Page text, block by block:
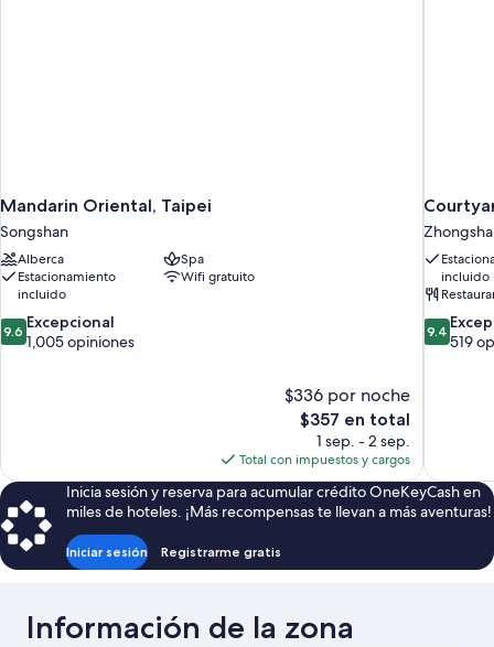
Mandarin Oriental, Taipei
Songshan
Alberca
Spa
Estacionamiento
incluido
Wifi gratuito
9.6
de
9.6 Excepcional
1,005 opiniones
$336 por noche
El
precio
actual
es
de
$357
$357 en total
1 sep. - 2 sep.
Total con impuestos y cargos
incluido
9.4
de
9.4
519
Inicia sesión y reserva para acumular crédito OneKeyCash en
miles de hoteles. ¡Más recompensas te llevan a más aventuras!
Iniciar sesión Registrarme gratis
Información de la zona